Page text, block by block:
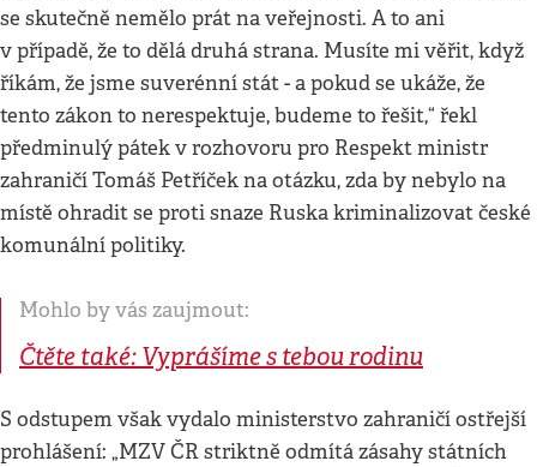
se skutečně nemělo prát na veřejnosti. A to ani
v případě, že to dělá druhá strana. Musíte mi věřit, když
říkám, že jsme suverénní stát - a pokud se ukáže, že
tento zákon to nerespektuje, budeme to řešit,“ řekl
předminulý pátek v rozhovoru pro Respekt ministr
zahraničí Tomáš Petříček na otázku, zda by nebylo na
místě ohradit se proti snaze Ruska kriminalizovat české
komunální politiky.
Mohlo by vás zaujmout:
Čtěte také: Vyprášíme s tebou rodinu
S odstupem však vydalo ministerstvo zahraničí ostřejší
prohlášení: „MZV ČR striktně odmítá zásahy státních